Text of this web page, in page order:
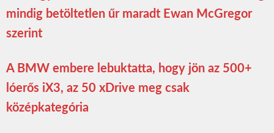
mindig betöltetlen űr maradt Ewan McGregor
szerint
A BMW embere lebuktatta, hogy jön az 500+
lóerős iX3, az 50 xDrive meg csak
középkategória